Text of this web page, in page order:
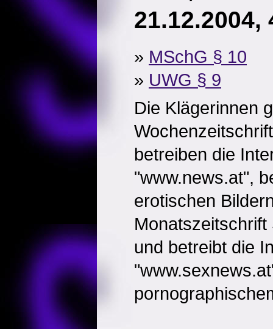
21.12.2004,
» MSchG § 10
» UWG § 9
Die Klägerinnen
betreiben die
"www.news.at",
erotischen
und betreibt die